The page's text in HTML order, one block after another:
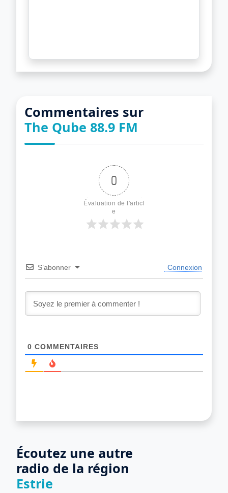
Commentaires sur
The Qube 88.9 FM
0
Évaluation de l'articl
e
S’abonner Connexion
0 COMMENTAIRES
Écoutez une autre
radio de la région
Estrie